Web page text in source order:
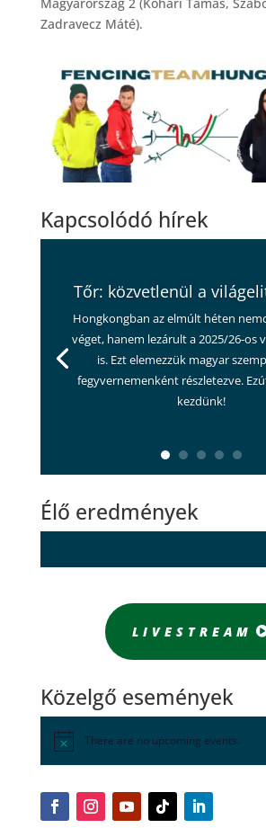
Magyarország 2 (Kohári Tamás,
Zadravecz Máté).
Kapcsolódó hírek
Tőr: közvetlenül a
Hongkongban az elmúlt héten
véget, hanem lezárult a 2025/26-os
is. Ezt elemezzük magyar
fegyvernemenként részletezve.
kezdünk!
Élő eredmények
LIVESTREAM
Közelgő események
There are no upcoming events.